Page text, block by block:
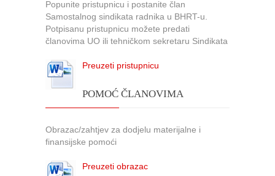
Popunite pristupnicu i postanite član
Samostalnog sindikata radnika u BHRT-u.
Potpisanu pristupnicu možete predati
članovima UO ili tehničkom sekretaru Sindikata
Preuzeti pristupnicu
POMOĆ ČLANOVIMA
Obrazac/zahtjev za dodjelu materijalne i
finansijske pomoći
Preuzeti obrazac